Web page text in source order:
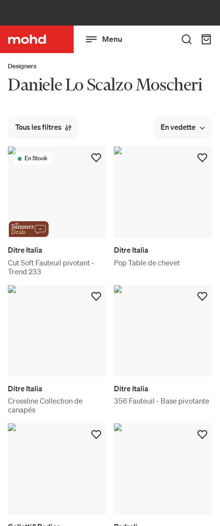
Menu
Designers
Daniele Lo Scalzo Moscheri
Tous les filtres En vedette
En Stock
the
Summer
Deals
Ditre Italia
Cut Soft Fauteuil pivotant -
Trend 233
Ditre Italia
Pop Table de chevet
Ditre Italia
Crossline Collection de
canapés
Ditre Italia
356 Fauteuil - Base pivotante